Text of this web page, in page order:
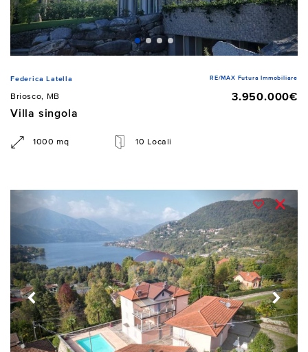
Federica Latella RE/MAX Futura Immobiliare
Briosco, MB
3.950.000€
Villa singola
1000 mq 10 Locali